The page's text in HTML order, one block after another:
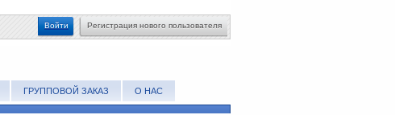
Регистрация нового пользователя
Войти
ГРУППОВОЙ ЗАКАЗ О НАС